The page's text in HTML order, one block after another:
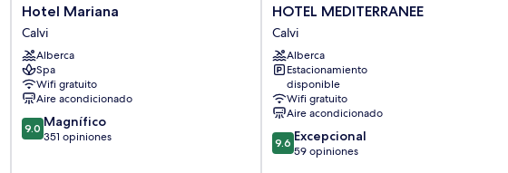
Hotel
Mariana
Calvi
Hotel Mariana
Calvi
Alberca
Spa
Wifi gratuito
Aire acondicionado
9.0
de
9.0 Magnífico
351 opiniones
HOTEL
MEDITERRANEE
Calvi
HOTEL MEDITERRANEE
Calvi
Alberca
Estacionamiento
disponible
Wifi gratuito
Aire acondicionado
9.6
de
9.6 Excepcional
59 opiniones